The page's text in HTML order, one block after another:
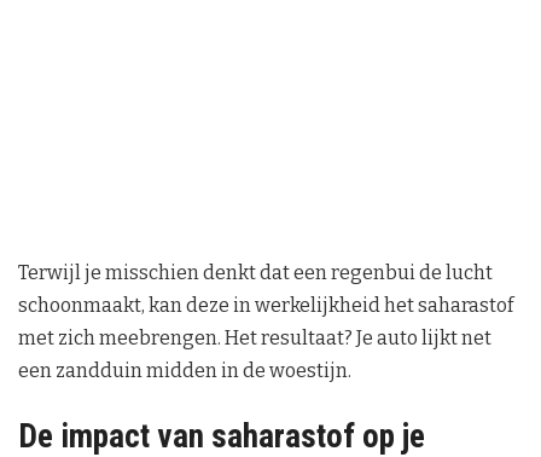
Terwijl je misschien denkt dat een regenbui de lucht
schoonmaakt, kan deze in werkelijkheid het saharastof
met zich meebrengen. Het resultaat? Je auto lijkt net
een zandduin midden in de woestijn.
De impact van saharastof op je